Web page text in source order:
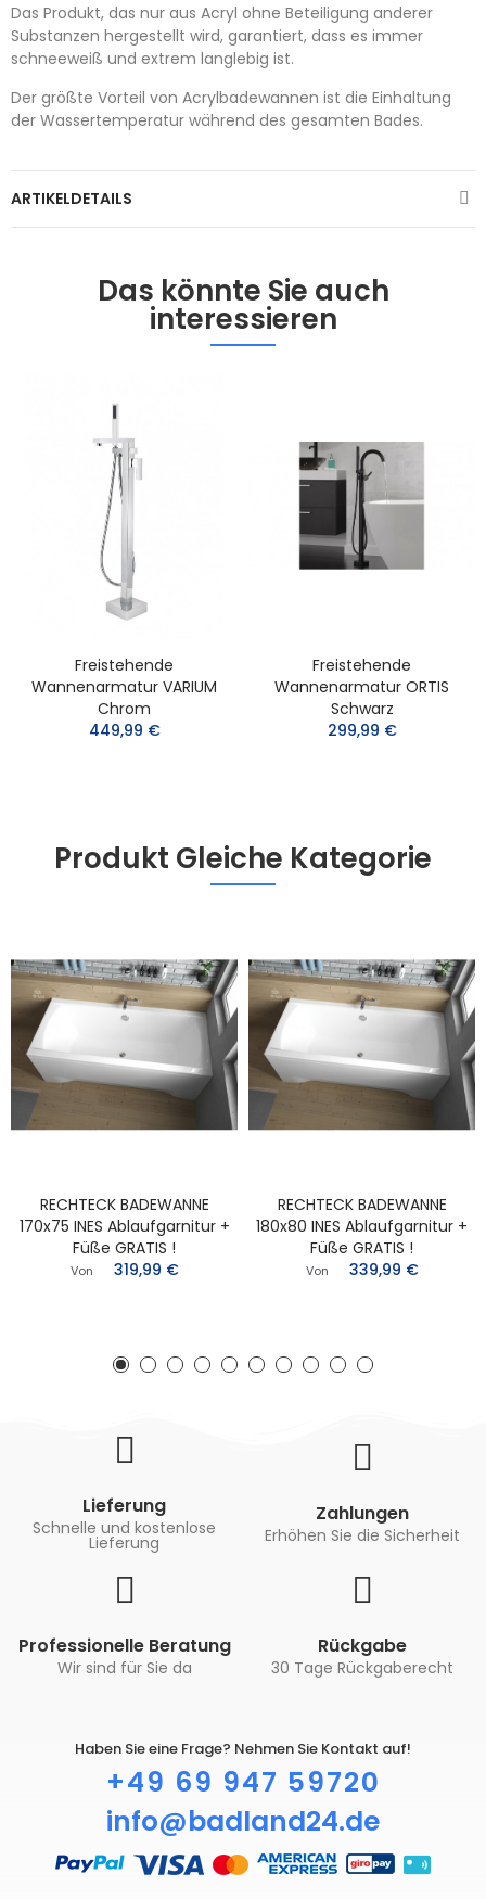
Das Produkt, das nur aus Acryl ohne Beteiligung anderer
Substanzen hergestellt wird, garantiert, dass es immer
schneeweiß und extrem langlebig ist.
Der größte Vorteil von Acrylbadewannen ist die Einhaltung
der Wassertemperatur während des gesamten Bades.
ARTIKELDETAILS
Das könnte Sie auch
interessieren
Freistehende
Wannenarmatur VARIUM
Chrom
449,99 €
Freistehende
Wannenarmatur ORTIS
Schwarz
299,99 €
Produkt Gleiche Kategorie
RECHTECK BADEWANNE
170x75 INES Ablaufgarnitur +
Füße GRATIS !
Von 319,99 €
RECHTECK BADEWANNE
180x80 INES Ablaufgarnitur +
Füße GRATIS !
Von 339,99 €
Lieferung
Schnelle und kostenlose
Lieferung
Zahlungen
Erhöhen Sie die Sicherheit
Professionelle Beratung
Wir sind für Sie da
Rückgabe
30 Tage Rückgaberecht
Haben Sie eine Frage? Nehmen Sie Kontakt auf!
+49 69 947 59720
info@badland24.de